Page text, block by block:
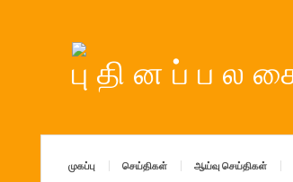
முகப்பு செய்திகள் ஆய்வு செய்திகள்